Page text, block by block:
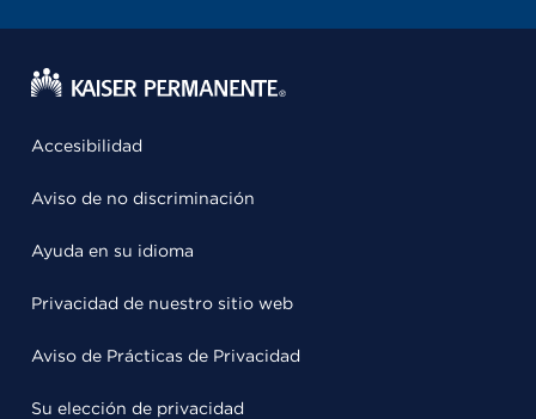
Accesibilidad
Aviso de no discriminación
Ayuda en su idioma
Privacidad de nuestro sitio web
Aviso de Prácticas de Privacidad
Su elección de privacidad